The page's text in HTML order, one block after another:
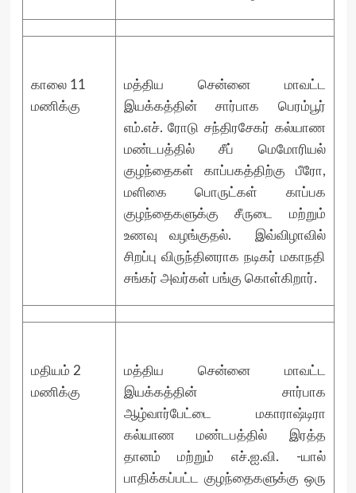
காலை 11
மணிக்கு
மத்திய சென்னை மாவட்ட
இயக்கத்தின் சார்பாக பெரம்பூர்
எம்.எச். ரோடு சந்திரசேகர் கல்யாண
மண்டபத்தில் சீப் மெமோரியல்
குழந்தைகள் காப்பகத்திற்கு பீரோ,
மளிகை பொருட்கள் காப்பக
குழந்தைகளுக்கு சீருடை மற்றும்
உணவு வழங்குதல். இவ்விழாவில்
சிறப்பு விருந்தினராக நடிகர் மகாநதி
சங்கர் அவர்கள் பங்கு கொள்கிறார்.
மதியம் 2
மணிக்கு
மத்திய சென்னை மாவட்ட
இயக்கத்தின் சார்பாக
ஆழ்வார்பேட்டை மகாராஷ்டிரா
கல்யாண மண்டபத்தில் இரத்த
தானம் மற்றும் எச்.ஐ.வி. -யால்
பாதிக்கப்பட்ட குழந்தைகளுக்கு ஒரு